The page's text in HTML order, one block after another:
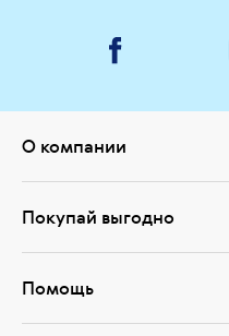
О компании
Покупай выгодно
Помощь